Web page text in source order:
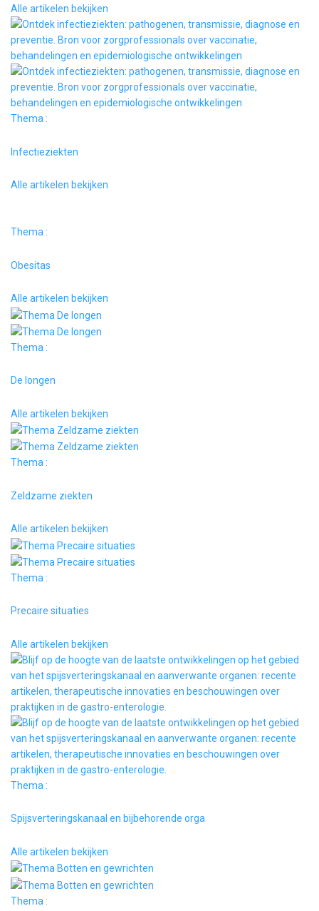
Alle artikelen bekijken
Thema :
Infectieziekten
Alle artikelen bekijken
Thema :
Obesitas
Alle artikelen bekijken
Thema :
De longen
Alle artikelen bekijken
Thema :
Zeldzame ziekten
Alle artikelen bekijken
Thema :
Precaire situaties
Alle artikelen bekijken
Thema :
Spijsverteringskanaal en bijbehorende orga
Alle artikelen bekijken
Thema :